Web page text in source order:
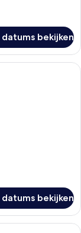
bekijken
met twee bedden,
bekijken
een bed, een bank,